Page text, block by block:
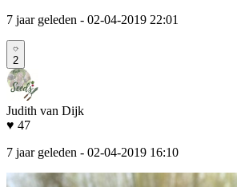
7 jaar geleden - 02-04-2019 22:01
2
Judith van Dijk
♥ 47
7 jaar geleden - 02-04-2019 16:10